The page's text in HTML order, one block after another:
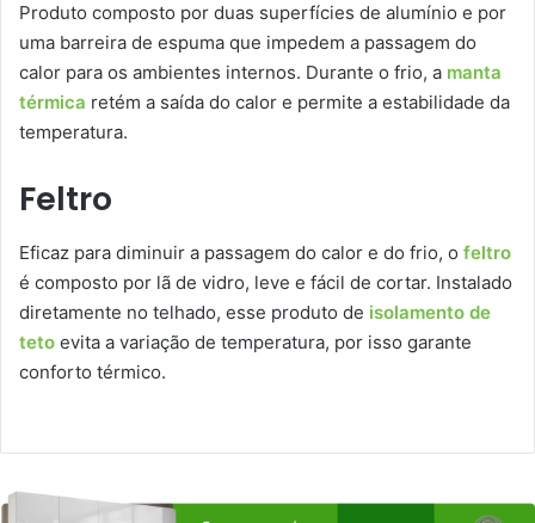
Produto composto por duas superfícies de alumínio e por
uma barreira de espuma que impedem a passagem do
calor para os ambientes internos. Durante o frio, a manta
térmica retém a saída do calor e permite a estabilidade da
temperatura.
Feltro
Eficaz para diminuir a passagem do calor e do frio, o feltro
é composto por lã de vidro, leve e fácil de cortar. Instalado
diretamente no telhado, esse produto de isolamento de
teto evita a variação de temperatura, por isso garante
conforto térmico.